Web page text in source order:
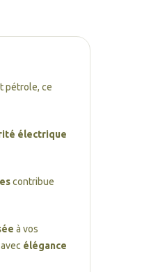
pétrole, ce
électrique
contribue
à vos
élégance